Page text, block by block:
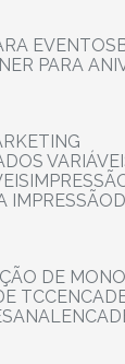
EVENTOS
PARA
IMPRESSÃO
DE
TCC